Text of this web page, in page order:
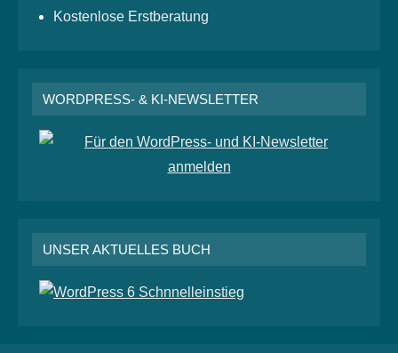
Kostenlose Erstberatung
WORDPRESS- & KI-NEWSLETTER
UNSER AKTUELLES BUCH